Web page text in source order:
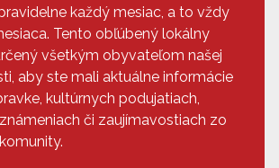
každý mesiac, a to vždy
Tento obľúbený lokálny
všetkým obyvateľom našej
aby ste mali aktuálne informácie
kultúrnych podujatiach,
či zaujímavostiach zo